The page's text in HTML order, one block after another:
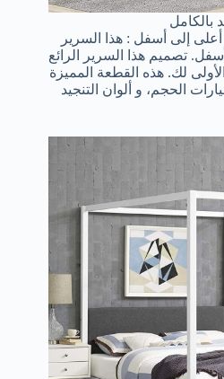
بالكامل
إلى أسفل : هذا السرير
تصميم هذا السرير الرائع
لك. هذه القطعة المميزة
الحجم، و ألوان التنجيد